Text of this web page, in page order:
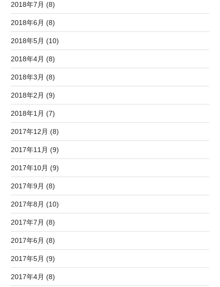
2018年7月 (8)
2018年6月 (8)
2018年5月 (10)
2018年4月 (8)
2018年3月 (8)
2018年2月 (9)
2018年1月 (7)
2017年12月 (8)
2017年11月 (9)
2017年10月 (9)
2017年9月 (8)
2017年8月 (10)
2017年7月 (8)
2017年6月 (8)
2017年5月 (9)
2017年4月 (8)